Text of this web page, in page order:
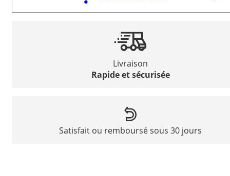
Livraison
Rapide et sécurisée
Satisfait ou remboursé sous 30 jours